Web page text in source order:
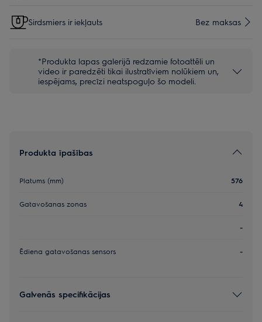
Sirdsmiers ir iekļauts Bez maksas
*Produkta lapas galerijā redzamie fotoattēli un
video ir paredzēti tikai ilustratīviem nolūkiem un,
iespējams, precīzi neatspoguļo šo modeli.
Produkta īpašības
Platums (mm) 576
Gatavošanas zonas 4
-
Ēdiena gatavošanas sensors -
Galvenās specifikācijas